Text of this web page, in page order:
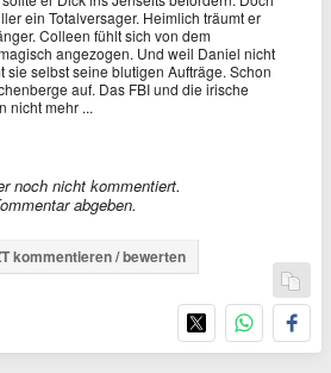
ein Totalversager. Heimlich träumt er
Colleen fühlt sich von dem
angezogen. Und weil Daniel nicht
sie selbst seine blutigen Aufträge. Schon
auf. Das FBI und die irische
nicht mehr ...
noch nicht kommentiert.
abgeben.
kommentieren / bewerten